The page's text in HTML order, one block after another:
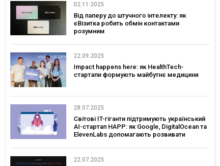
02.11.2025
Від паперу до штучного інтелекту: як
єВізитка робить обмін контактами
розумним
22.09.2025
Impact happens here: як HealthTech-
стартапи формують майбутнє медицини
28.07.2025
Світові IT-гіганти підтримують український
AI-стартап HAPP: як Google, DigitalOcean та
ElevenLabs допомагають розвивати
22.07.2025